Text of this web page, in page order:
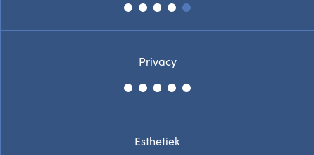
Privacy
Esthetiek